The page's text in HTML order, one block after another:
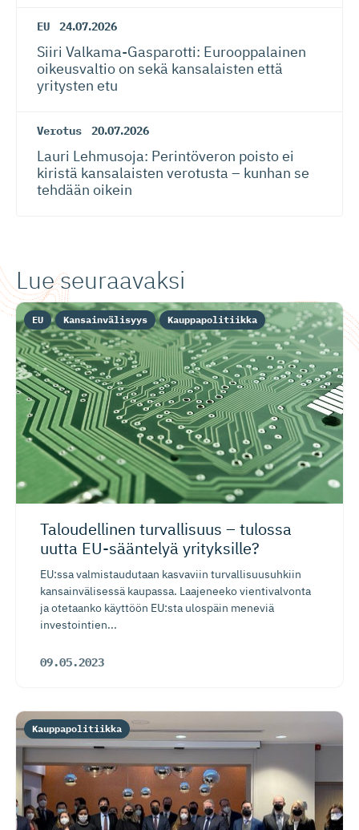
EU 24.07.2026
Siiri Valkama-Gas­pa­rotti: Eurooppalainen
oikeusvaltio on sekä kansalaisten että
yritysten etu
Verotus 20.07.2026
Lauri Lehmusoja: Perintöveron poisto ei
kiristä kansalaisten verotusta – kunhan se
tehdään oikein
Lue seuraavaksi
Taloudellinen turvallisuus – tulossa
uutta EU-sääntelyä yrityksille?
EU:ssa valmistaudutaan kasvaviin turvallisuusuhkiin
kansainvälisessä kaupassa. Laajeneeko vientivalvonta
ja otetaanko käyttöön EU:sta ulospäin meneviä
investointien...
09.05.2023
EU Kansainvälisyys Kauppapolitiikka
Kauppapolitiikka